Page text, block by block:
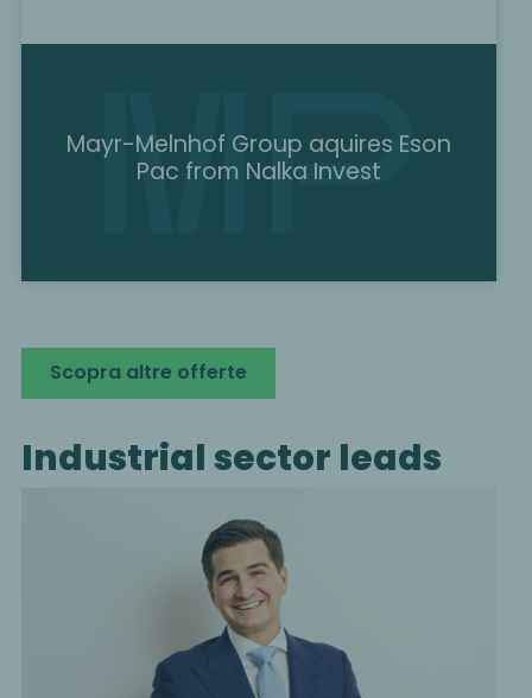
Mayr-Melnhof Group aquires Eson
Pac from Nalka Invest
Scopra altre offerte
Industrial sector leads